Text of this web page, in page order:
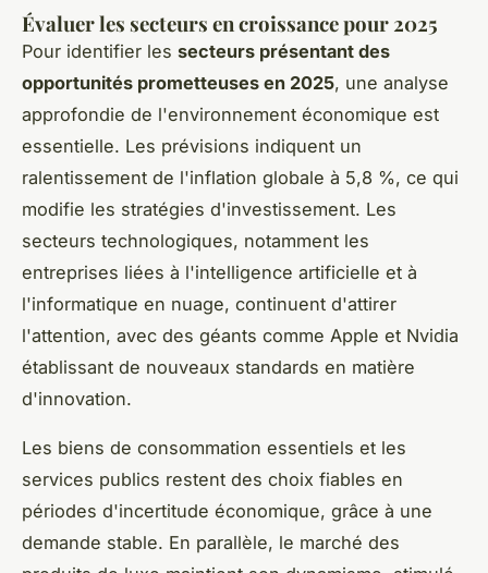
Évaluer les secteurs en croissance pour 2025
Pour identifier les secteurs présentant des
opportunités prometteuses en 2025, une analyse
approfondie de l'environnement économique est
essentielle. Les prévisions indiquent un
ralentissement de l'inflation globale à 5,8 %, ce qui
modifie les stratégies d'investissement. Les
secteurs technologiques, notamment les
entreprises liées à l'intelligence artificielle et à
l'informatique en nuage, continuent d'attirer
l'attention, avec des géants comme Apple et Nvidia
établissant de nouveaux standards en matière
d'innovation.
Les biens de consommation essentiels et les
services publics restent des choix fiables en
périodes d'incertitude économique, grâce à une
demande stable. En parallèle, le marché des